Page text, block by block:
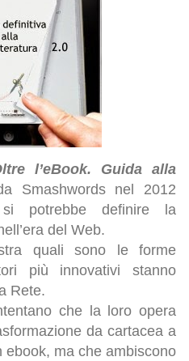
l’eBook. Guida alla
Smashwords nel 2012
potrebbe definire la
del Web.
quali sono le forme
più innovativi stanno
Rete.
che la loro opera
da cartacea a
ma che ambiscono